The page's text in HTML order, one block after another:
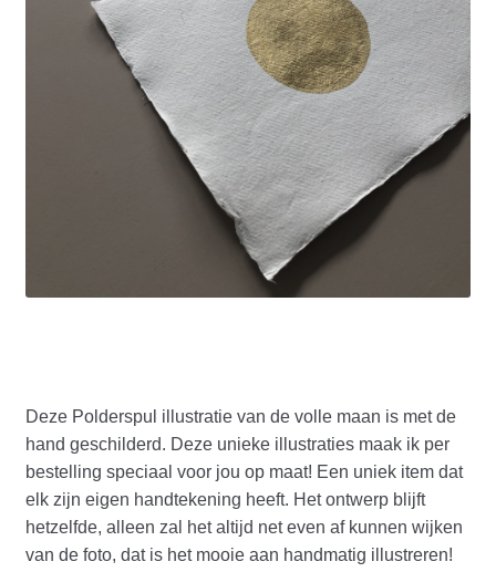
Deze Polderspul illustratie van de volle maan is met de
hand geschilderd. Deze unieke illustraties maak ik per
bestelling speciaal voor jou op maat! Een uniek item dat
elk zijn eigen handtekening heeft. Het ontwerp blijft
hetzelfde, alleen zal het altijd net even af kunnen wijken
van de foto, dat is het mooie aan handmatig illustreren!